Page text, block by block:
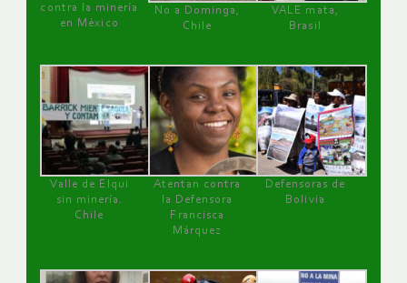
contra la minería
en México
No a Dominga,
Chile
VALE mata,
Brasil
Valle de Elqui
sin minería.
Chile
Atentan contra
la Defensora
Francisca
Márquez
Defensoras de
Bolivia